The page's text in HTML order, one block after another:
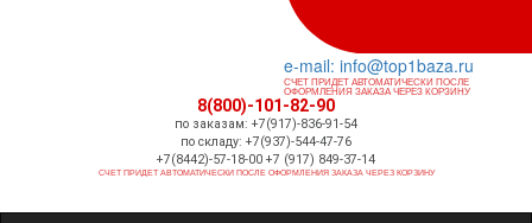
e-mail: info@top1baza.ru
СЧЕТ ПРИДЕТ АВТОМАТИЧЕСКИ ПОСЛЕ
ОФОРМЛЕНИЯ ЗАКАЗА ЧЕРЕЗ КОРЗИНУ
8(800)-101-82-90
по заказам: +7(917)-836-91-54
по складу: +7(937)-544-47-76
+7(8442)-57-18-00 +7 (917) 849-37-14
СЧЕТ ПРИДЕТ АВТОМАТИЧЕСКИ ПОСЛЕ ОФОРМЛЕНИЯ ЗАКАЗА ЧЕРЕЗ КОРЗИНУ